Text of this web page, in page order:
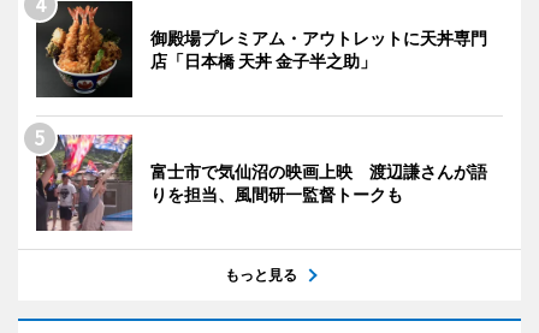
御殿場プレミアム・アウトレットに天丼専門
店「日本橋 天丼 金子半之助」
富士市で気仙沼の映画上映 渡辺謙さんが語
りを担当、風間研一監督トークも
もっと見る